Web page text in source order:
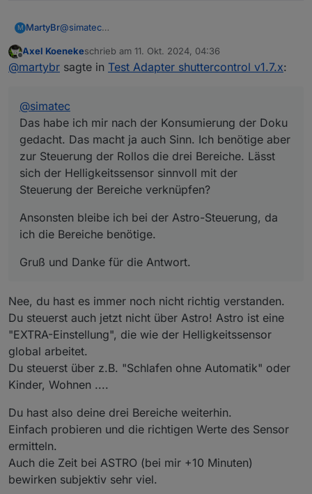
M MartyBr@simatec
gedacht. Das macht ja auch Sinn. Ich benötige aber
zur Steuerung der Rollos die drei Bereiche. Lässt sich
Ansonsten bleibe ich bei der Astro-Steuerung, da ich
die Bereiche benötige.
Offline
Axel Koenekeschrieb am 11. Okt. 2024, 04:36
zuletzt editiert von
@martybr sagte in Test Adapter shuttercontrol v1.7.x:
@simatec
Das habe ich mir nach der Konsumierung der Doku
gedacht. Das macht ja auch Sinn. Ich benötige aber
zur Steuerung der Rollos die drei Bereiche. Lässt
sich der Helligkeitssensor sinnvoll mit der
Steuerung der Bereiche verknüpfen?
Ansonsten bleibe ich bei der Astro-Steuerung, da
ich die Bereiche benötige.
Gruß und Danke für die Antwort.
Nee, du hast es immer noch nicht richtig verstanden.
Du steuerst auch jetzt nicht über Astro! Astro ist eine
"EXTRA-Einstellung", die wie der Helligkeitssensor
global arbeitet.
Du steuerst über z.B. "Schlafen ohne Automatik" oder
Kinder, Wohnen ....
Du hast also deine drei Bereiche weiterhin.
Einfach probieren und die richtigen Werte des Sensor
ermitteln.
Auch die Zeit bei ASTRO (bei mir +10 Minuten)
bewirken subjektiv sehr viel.